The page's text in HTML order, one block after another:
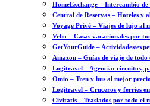
HomeExchange – Intercambio de
Central de Reservas – Hoteles y
Voyage Privé – Viajes de lujo al
Vrbo – Casas vacacionales por
GetYourGuide – Actividades/
Amazon – Guías de viaje de todo
Logitravel – Agencia: circuitos,
Omio – Tren y bus al mejor
Logitravel – Cruceros y ferries
Civitatis – Traslados por todo el